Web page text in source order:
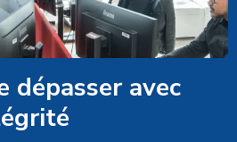
dépasser avec